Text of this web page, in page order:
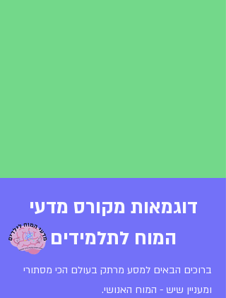
דוגמאות מקורס מדעי
המוח לתלמידים
ברוכים הבאים למסע מרתק בעולם הכי מסתורי
ומעניין שיש - המוח האנושי.